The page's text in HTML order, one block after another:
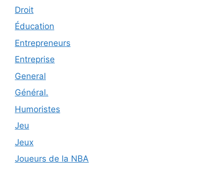
Droit
Éducation
Entrepreneurs
Entreprise
General
Général.
Humoristes
Jeu
Jeux
Joueurs de la NBA